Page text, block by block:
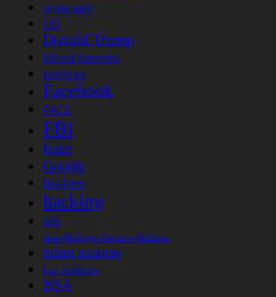
crypto party
CST
Donald Trump
Edward Snowden
entrevue
Facebook
FACiL
FBI
fuite
Google
Hackfest
hacking
iOS
Jean-Philippe Décarie-Mathieu
julian assange
Luc Lefebvre
NSA